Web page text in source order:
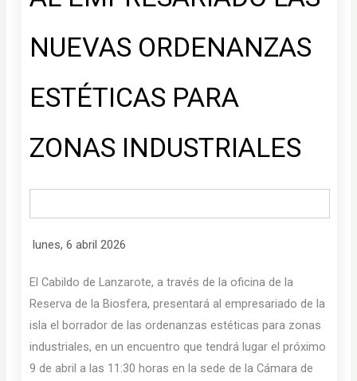
NUEVAS ORDENANZAS
ESTÉTICAS PARA
ZONAS INDUSTRIALES
lunes, 6 abril 2026
El Cabildo de Lanzarote, a través de la oficina de la
Reserva de la Biosfera, presentará al empresariado de la
isla el borrador de las ordenanzas estéticas para zonas
industriales, en un encuentro que tendrá lugar el próximo
9 de abril a las 11:30 horas en la sede de la Cámara de